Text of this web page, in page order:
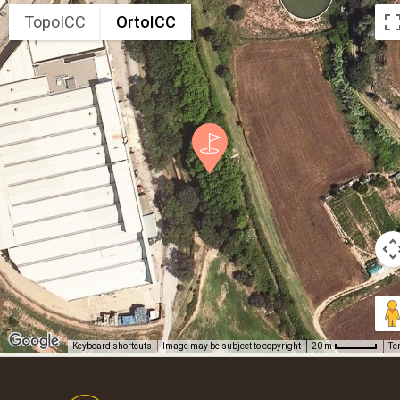
TopoICC OrtoICC
Keyboard shortcuts Image may be subject to copyright 20 m